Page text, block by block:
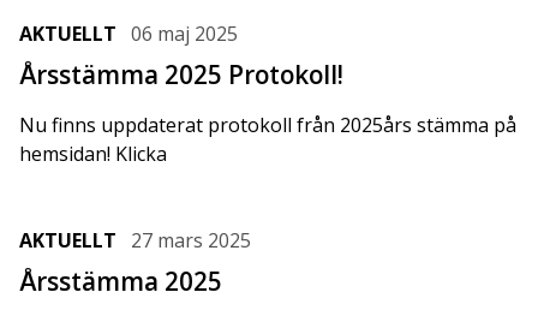
AKTUELLT 06 maj 2025
Årsstämma 2025 Protokoll!
Nu finns uppdaterat protokoll från 2025års stämma på
hemsidan! Klicka
AKTUELLT 27 mars 2025
Årsstämma 2025